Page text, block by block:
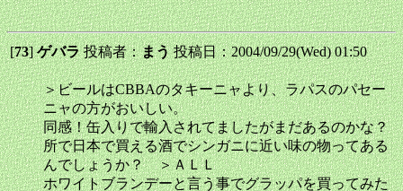
[73]ゲバラ投稿者：まう投稿日：2004/09/29(Wed) 01:50
＞ビールはCBBAのタキーニャより、ラパスのパセー
ニャの方がおいしい。
同感！缶入りで輸入されてましたがまだあるのかな？
所で日本で買える酒でシンガニに近い味の物ってある
んでしょうか？ ＞ＡＬＬ
ホワイトブランデーと言う事でグラッパを買ってみた